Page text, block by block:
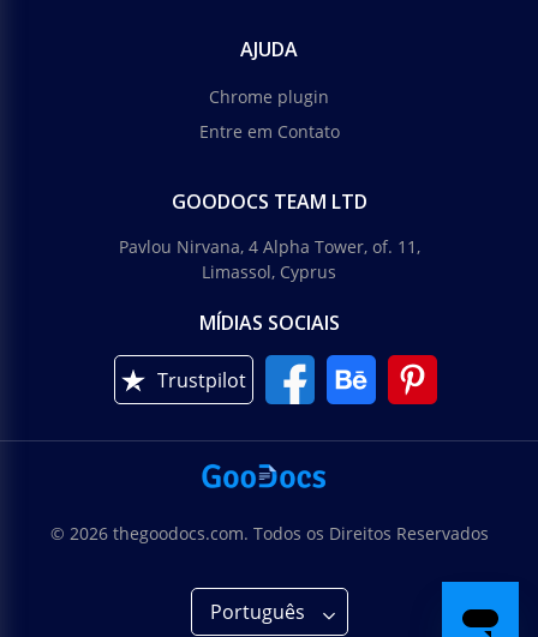
AJUDA
Chrome plugin
Entre em Contato
GOODOCS TEAM LTD
Pavlou Nirvana, 4 Alpha Tower, of. 11,
Limassol, Cyprus
MÍDIAS SOCIAIS
Trustpilot
© 2026 thegoodocs.com. Todos os Direitos Reservados
Português